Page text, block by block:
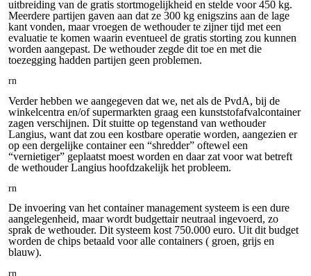
uitbreiding van de gratis stortmogelijkheid en stelde voor 450 kg.
Meerdere partijen gaven aan dat ze 300 kg enigszins aan de lage
kant vonden, maar vroegen de wethouder te zijner tijd met een
evaluatie te komen waarin eventueel de gratis storting zou kunnen
worden aangepast. De wethouder zegde dit toe en met die
toezegging hadden partijen geen problemen.
rn
Verder hebben we aangegeven dat we, net als de PvdA, bij de
winkelcentra en/of supermarkten graag een kunststofafvalcontainer
zagen verschijnen. Dit stuitte op tegenstand van wethouder
Langius, want dat zou een kostbare operatie worden, aangezien er
op een dergelijke container een “shredder” oftewel een
“vernietiger” geplaatst moest worden en daar zat voor wat betreft
de wethouder Langius hoofdzakelijk het probleem.
rn
De invoering van het container management systeem is een dure
aangelegenheid, maar wordt budgettair neutraal ingevoerd, zo
sprak de wethouder. Dit systeem kost 750.000 euro. Uit dit budget
worden de chips betaald voor alle containers ( groen, grijs en
blauw).
rn